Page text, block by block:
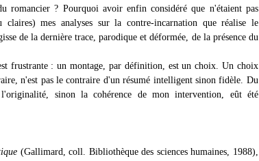
romancier ? Pourquoi avoir enfin considéré que n'étaient pas
claires) mes analyses sur la contre-incarnation que réalise le
de la dernière trace, parodique et déformée, de la présence du
frustrante : un montage, par définition, est un choix. Un choix
n'est pas le contraire d'un résumé intelligent sinon fidèle. Du
sinon la cohérence de mon intervention, eût été
(Gallimard, coll. Bibliothèque des sciences humaines, 1988),